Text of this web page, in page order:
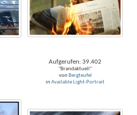
Aufgerufen: 39.402
"Brandaktuell"
von Bergteufel
in Available Light-Portrait